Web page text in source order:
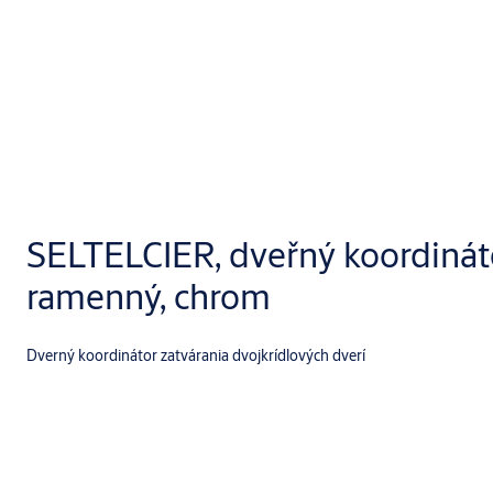
SELTELCIER, dveřný
ramenný, chrom
Dverný koordinátor zatvárania dvojkrídlových dverí